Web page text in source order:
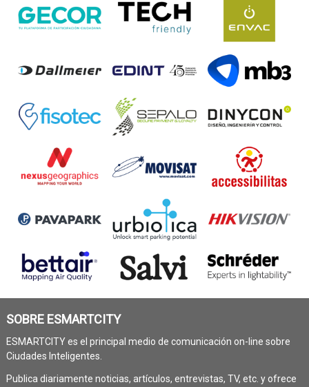
SOBRE ESMARTCITY
ESMARTCITY es el principal medio de comunicación on-line sobre
Ciudades Inteligentes.
Publica diariamente noticias, artículos, entrevistas, TV, etc. y ofrece